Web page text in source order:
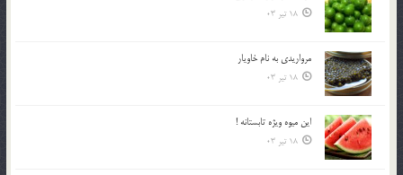
18 تیر 03
مرواريدي به نام خاويار
18 تیر 03
اين ميوه ويژه تابستانه !
18 تیر 03